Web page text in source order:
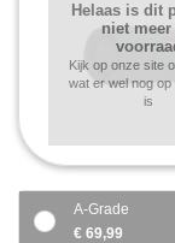
Helaas is dit
niet
Kijk op onze site
wat er wel nog
is
A-Grade
€ 69,99